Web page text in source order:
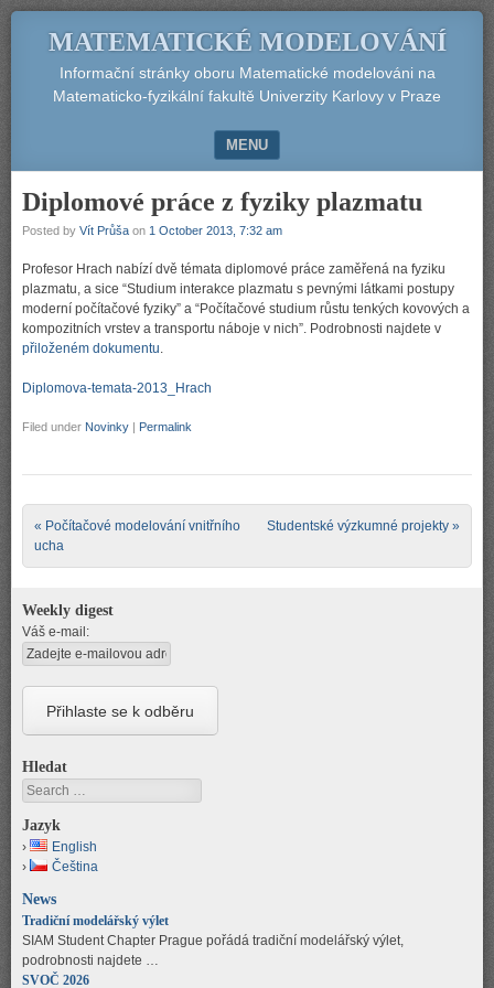
MATEMATICKÉ MODELOVÁNÍ
Informační stránky oboru Matematické modelováni na
Matematicko-fyzikální fakultě Univerzity Karlovy v Praze
MENU
Diplomové práce z fyziky plazmatu
Posted by Vít Průša on 1 October 2013, 7:32 am
Profesor Hrach nabízí dvě témata diplomové práce zaměřená na fyziku
plazmatu, a sice “Studium interakce plazmatu s pevnými látkami postupy
moderní počítačové fyziky” a “Počítačové studium růstu tenkých kovových a
kompozitních vrstev a transportu náboje v nich”. Podrobnosti najdete v
přiloženém dokumentu.
Diplomova-temata-2013_Hrach
Filed under Novinky | Permalink
Post navigation
« Počítačové modelování vnitřního
ucha
Studentské výzkumné projekty »
Weekly digest
Váš e-mail:
Hledat
Search
Jazyk
English
Čeština
News
Tradiční modelářský výlet
SIAM Student Chapter Prague pořádá tradiční modelářský výlet,
podrobnosti najdete …
SVOČ 2026